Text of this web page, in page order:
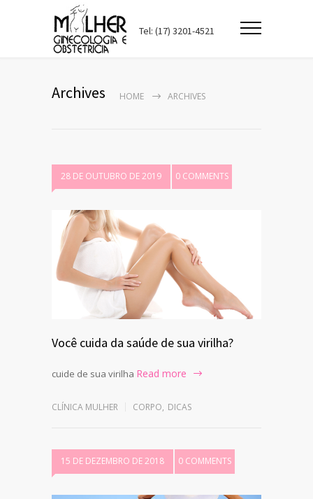
Tel: (17) 3201-4521
Archives HOME ARCHIVES
28 DE OUTUBRO DE 2019 0 COMMENTS
Você cuida da saúde de sua virilha?
cuide de sua virilha Read more
CLÍNICA MULHER CORPO, DICAS
15 DE DEZEMBRO DE 2018 0 COMMENTS